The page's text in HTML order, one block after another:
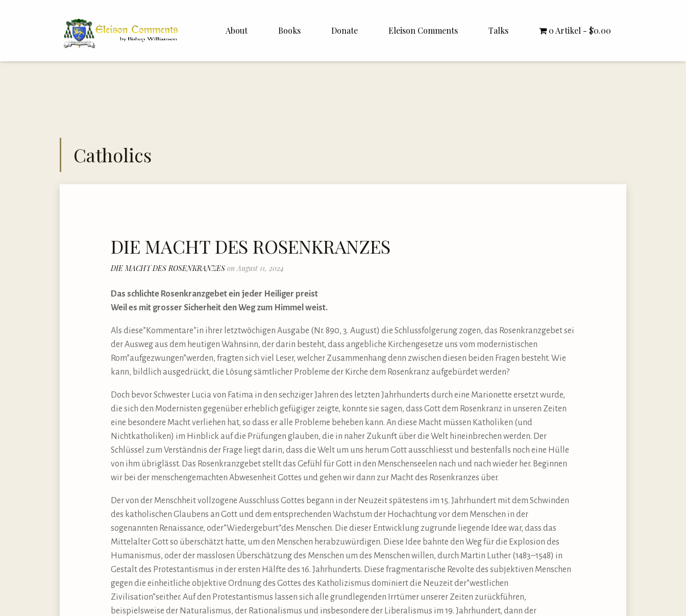
About Books Donate Eleison Comments
Italiano
Talks
Rector Letters
0 Artikel $0.00
Catholics
DIE MACHT DES ROSENKRANZES
DIE MACHT DES ROSENKRANZES on August 11, 2024
Das schlichte Rosenkranzgebet ein jeder Heiliger preist
Weil es mit grosser Sicherheit den Weg zum Himmel weist.
Als diese”Kommentare”in ihrer letztwöchigen Ausgabe (Nr. 890, 3. August) die Schlussfolgerung zogen, das Rosenkranzgebet sei
der Ausweg aus dem heutigen Wahnsinn, der darin besteht, dass angebliche Kirchengesetze uns vom modernistischen
Rom”aufgezwungen”werden, fragten sich viel Leser, welcher Zusammenhang denn zwischen diesen beiden Fragen besteht. Wie
kann, bildlich ausgedrückt, die Lösung sämtlicher Probleme der Kirche dem Rosenkranz aufgebürdet werden?
Doch bevor Schwester Lucia von Fatima in den sechziger Jahren des letzten Jahrhunderts durch eine Marionette ersetzt wurde,
die sich den Modernisten gegenüber erheblich gefügiger zeigte, konnte sie sagen, dass Gott dem Rosenkranz in unseren Zeiten
eine besondere Macht verliehen hat, so dass er alle Probleme beheben kann. An diese Macht müssen Katholiken (und
Nichtkatholiken) im Hinblick auf die Prüfungen glauben, die in naher Zukunft über die Welt hineinbrechen werden. Der
Schlüssel zum Verständnis der Frage liegt darin, dass die Welt um uns herum Gott ausschliesst und bestenfalls noch eine Hülle
von ihm übriglässt. Das Rosenkranzgebet stellt das Gefühl für Gott in den Menschenseelen nach und nach wieder her. Beginnen
wir bei der menschengemachten Abwesenheit Gottes und gehen wir dann zur Macht des Rosenkranzes über.
Der von der Menschheit vollzogene Ausschluss Gottes begann in der Neuzeit spätestens im 15. Jahrhundert mit dem Schwinden
des katholischen Glaubens an Gott und dem entsprechenden Wachstum der Hochachtung vor dem Menschen in der
sogenannten Renaissance, oder”Wiedergeburt”des Menschen. Die dieser Entwicklung zugrunde liegende Idee war, dass das
Mittelalter Gott so überschätzt hatte, um den Menschen herabzuwürdigen. Diese Idee bahnte den Weg für die Explosion des
Humanismus, oder der masslosen Überschätzung des Menschen um des Menschen willen, durch Martin Luther (1483–1548) in
Gestalt des Protestantismus in der ersten Hälfte des 16. Jahrhunderts. Diese fragmentarische Revolte des subjektiven Menschen
gegen die einheitliche objektive Ordnung des Gottes des Katholizismus dominiert die Neuzeit der”westlichen
Zivilisation”seither. Auf den Protestantismus lassen sich alle grundlegenden Irrtümer unserer Zeiten zurückführen,
beispielsweise der Naturalismus, der Rationalismus und insbesondere der Liberalismus im 19. Jahrhundert, dann der